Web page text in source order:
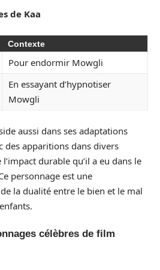
de Kaa
Contexte
Pour endormir Mowgli
En essayant d’hypnotiser
Mowgli
aussi dans ses adaptations
des apparitions dans divers
durable qu’il a eu dans le
personnage est une
la dualité entre le bien et le mal
célèbres de film